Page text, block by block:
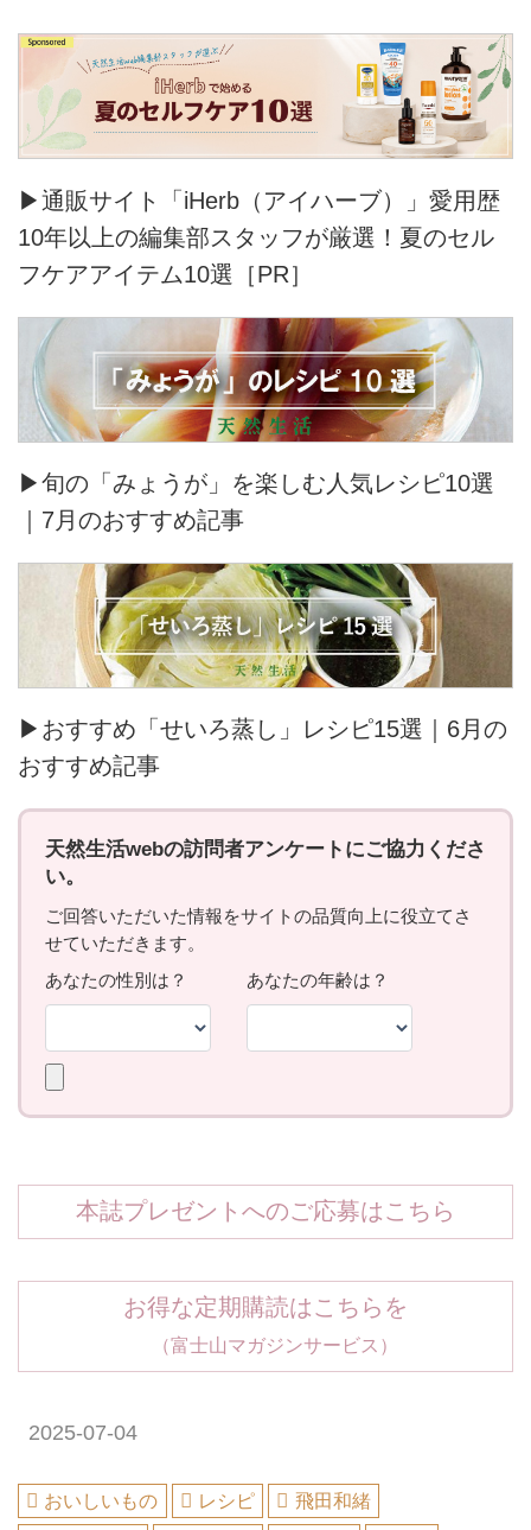
▶通販サイト「iHerb（アイハーブ）」愛用歴
10年以上の編集部スタッフが厳選！夏のセル
フケアアイテム10選［PR］
▶旬の「みょうが」を楽しむ人気レシピ10選
｜7月のおすすめ記事
▶おすすめ「せいろ蒸し」レシピ15選｜6月の
おすすめ記事
本誌プレゼントへのご応募はこちら
お得な定期購読はこちらを
（富士山マガジンサービス）
2025-07-04
おいしいもの レシピ
飛田和緒